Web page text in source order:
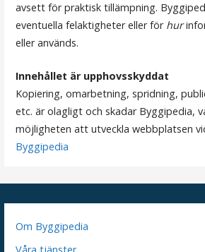
avsett för praktisk tillämpning.
eventuella felaktigheter eller för hur
eller används.
Innehållet är upphovsskyddat
Kopiering, omarbetning, spridning,
etc. är olagligt och skadar Byggipedia,
möjligheten att utveckla webbplatsen
Byggipedia
Om Byggipedia